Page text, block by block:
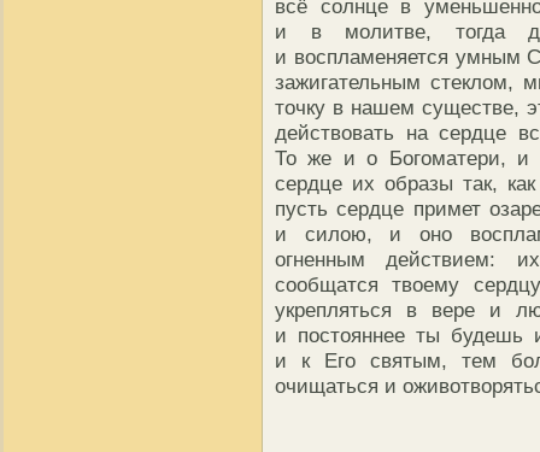
всё солнце в
и в молитве, тогда
и воспламеняется умным
зажигательным стеклом,
точку в нашем существе,
действовать на сердце
То же и о Богоматери, и
сердце их образы так,
пусть сердце примет
и силою, и оно
огненным действием:
сообщатся твоему
укрепляться в вере и
и постояннее ты будешь
и к Его святым, тем
очищаться и